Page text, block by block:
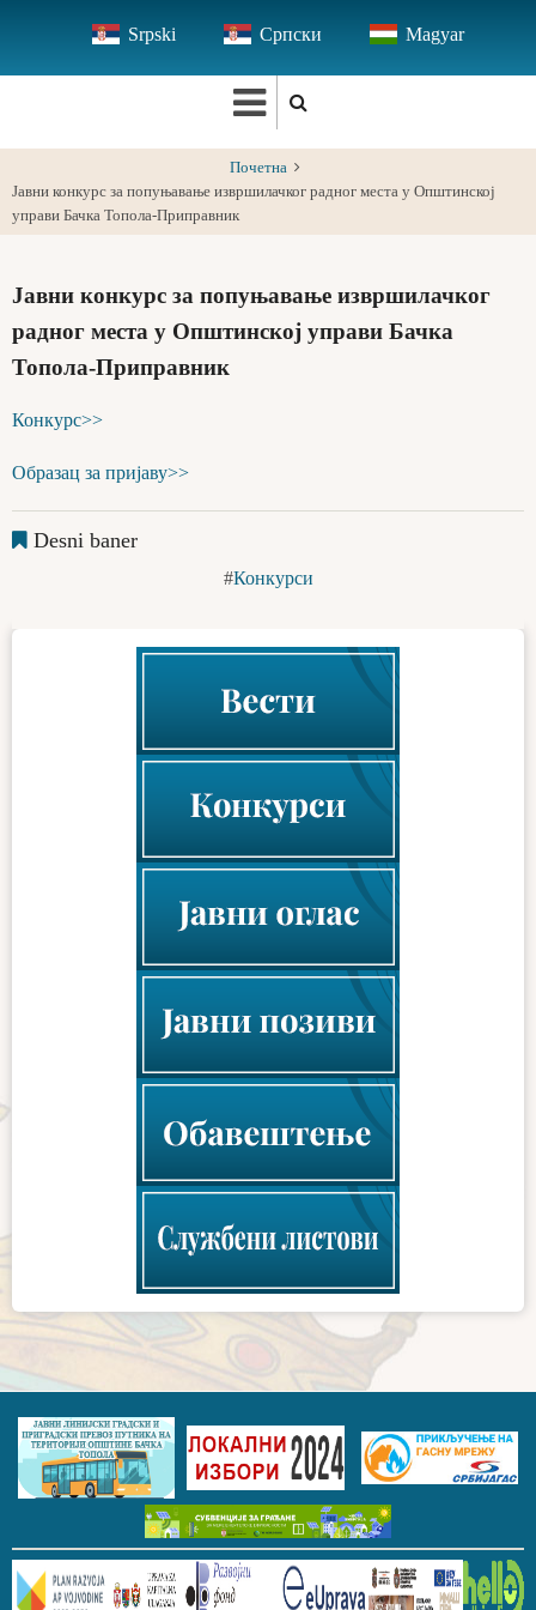
main
Srpski Српски Magyar
Почетна
Јавни конкурс за попуњавање извршилачког радног места у Општинској
управи Бачка Топола-Приправник
Јавни конкурс за попуњавање извршилачког
радног места у Општинској управи Бачка
Топола-Приправник
Конкурс>>
Образац за пријаву>>
Desni baner
Конкурси